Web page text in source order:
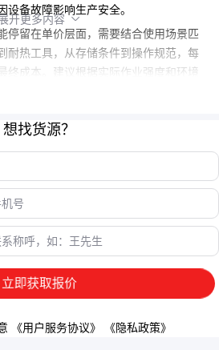
备故障影响生产安全。
停留在单价层面，需要结合使用场景匹
耐热工具，从存储条件到操作规范，每
终成本。建议根据实际作业强度和环境
开更多内容 
想找货源？
立即获取报价
《用户服务协议》 《隐私政策》